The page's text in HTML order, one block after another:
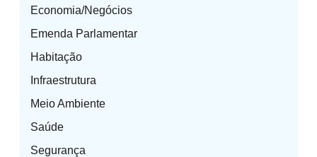
Economia/Negócios
Emenda Parlamentar
Habitação
Infraestrutura
Meio Ambiente
Saúde
Segurança